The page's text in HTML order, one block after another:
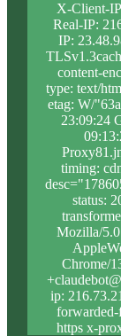
X-Client-
Real-IP:
IP:
content-
type: text/
etag: W/
23:09:24
timing:
status:
Mozilla/
Chrome/
ip:
https x-